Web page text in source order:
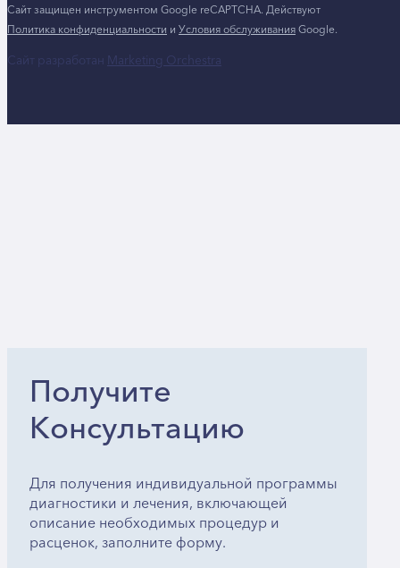
Сайт защищен инструментом Google reCAPTCHA. Действуют
Политика конфиденциальностииУсловия обслуживанияGoogle.
Сайт разработан Marketing Orchestra
Получите
Консультацию
Для получения индивидуальной программы
диагностики и лечения, включающей
описание необходимых процедур и
расценок, заполните форму.